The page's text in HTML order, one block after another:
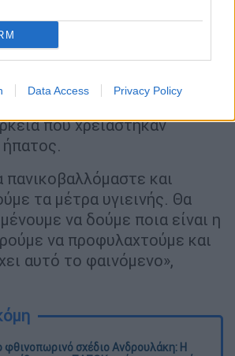
Data Access Privacy Policy
καθησυχαστικός
οι
περισσότερες
στο σπίτι,
καταλήξει σε νοσοκομεία
που χρειάστηκαν
πανικοβαλλόμαστε και
τα μέτρα υγιεινής. Θα
να δούμε ποια είναι η
να προφυλαχτούμε και
αυτό το φαινόμενο»,
φθινοπωρινό σχέδιο Ανδρουλάκη: Η